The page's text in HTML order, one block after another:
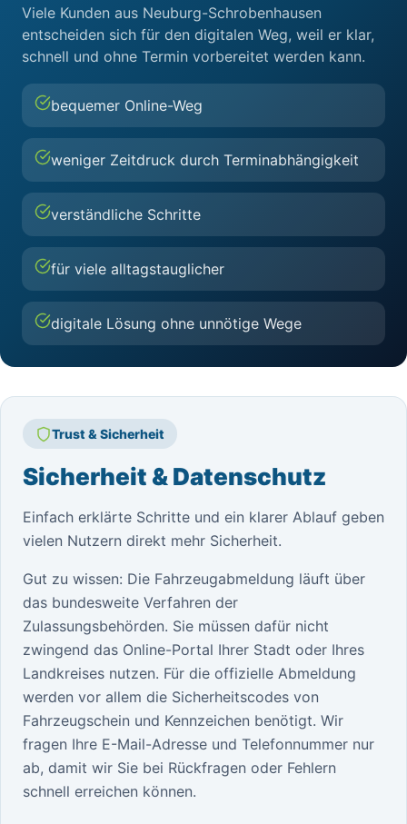
Viele Kunden aus Neuburg-Schrobenhausen
entscheiden sich für den digitalen Weg, weil er klar,
schnell und ohne Termin vorbereitet werden kann.
bequemer Online-Weg
weniger Zeitdruck durch Terminabhängigkeit
verständliche Schritte
für viele alltagstauglicher
digitale Lösung ohne unnötige Wege
Trust & Sicherheit
Sicherheit & Datenschutz
Einfach erklärte Schritte und ein klarer Ablauf geben
vielen Nutzern direkt mehr Sicherheit.
Gut zu wissen: Die Fahrzeugabmeldung läuft über
das bundesweite Verfahren der
Zulassungsbehörden. Sie müssen dafür nicht
zwingend das Online-Portal Ihrer Stadt oder Ihres
Landkreises nutzen. Für die offizielle Abmeldung
werden vor allem die Sicherheitscodes von
Fahrzeugschein und Kennzeichen benötigt. Wir
fragen Ihre E-Mail-Adresse und Telefonnummer nur
ab, damit wir Sie bei Rückfragen oder Fehlern
schnell erreichen können.